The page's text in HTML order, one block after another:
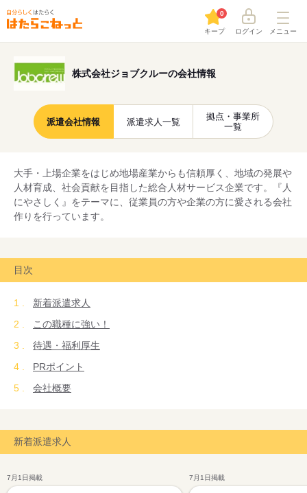
キープ
0
ログイン メニュー
株式会社ジョブクルーの会社情報
派遣会社情報 派遣求人一覧
拠点・事業所
一覧
大手・上場企業をはじめ地場産業からも信頼厚く、地域の発展や
人材育成、社会貢献を目指した総合人材サービス企業です。『人
にやさしく』をテーマに、従業員の方や企業の方に愛される会社
作りを行っています。
目次
新着派遣求人
この職種に強い！
待遇・福利厚生
PRポイント
会社概要
新着派遣求人
7月1日掲載 7月1日掲載